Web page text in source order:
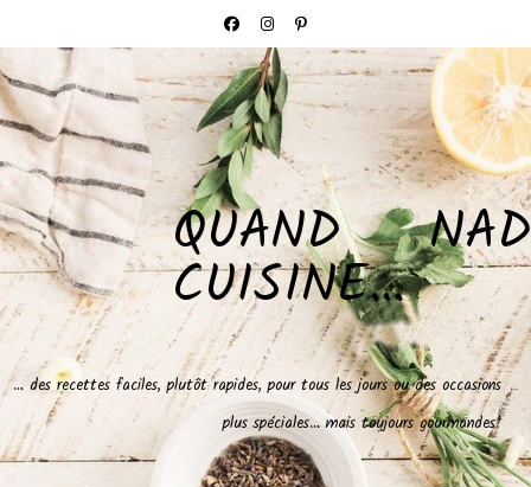
QUAND NAD
CUISINE…
… des recettes faciles, plutôt rapides, pour tous les jours ou des occasions
plus spéciales… mais toujours gourmandes!